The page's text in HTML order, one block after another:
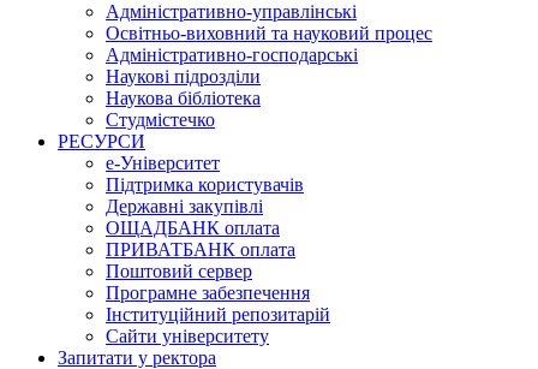
Адміністративно-управлінські
Освітньо-виховний та науковий процес
Адміністративно-господарські
Наукові підрозділи
Наукова бібліотека
Студмістечко
РЕСУРСИ
е-Університет
Підтримка користувачів
Державні закупівлі
ОЩАДБАНК оплата
ПРИВАТБАНК оплата
Поштовий сервер
Програмне забезпечення
Інституційний репозитарій
Сайти університету
Запитати у ректора